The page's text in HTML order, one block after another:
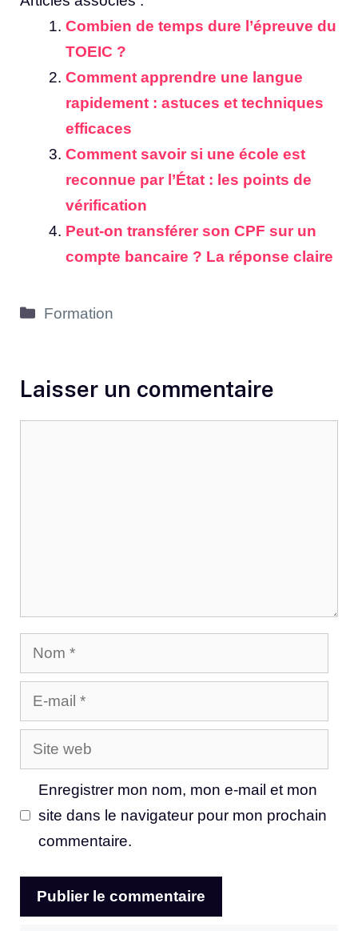
Combien de temps dure l’épreuve du
TOEIC ?
Comment apprendre une langue
rapidement : astuces et techniques
efficaces
Comment savoir si une école est
reconnue par l’État : les points de
vérification
Peut-on transférer son CPF sur un
compte bancaire ? La réponse claire
Catégories
Formation
Laisser un commentaire
Nom
E-
mail
Site
web
Enregistrer mon nom, mon e-mail et mon
site dans le navigateur pour mon prochain
commentaire.